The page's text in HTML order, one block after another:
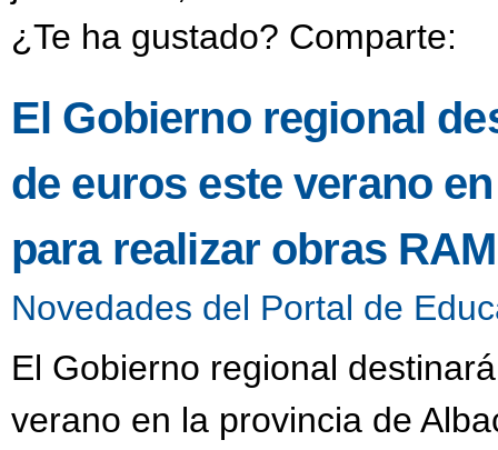
¿Te ha gustado? Comparte:
El Gobierno regional
de euros este verano
para realizar obras
Novedades del Portal de
El Gobierno regional
verano en la provincia de